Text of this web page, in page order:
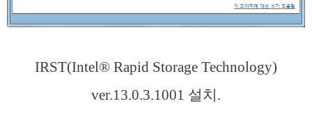
IRST(Intel® Rapid Storage Technology)
ver.13.0.3.1001 설치.